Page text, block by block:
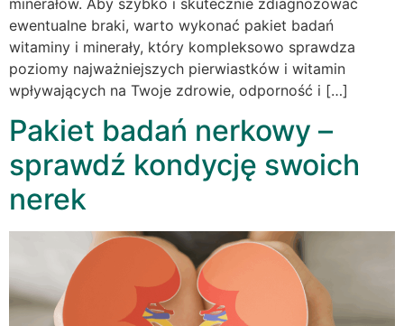
ewentualne braki, warto wykonać pakiet badań
witaminy i minerały, który kompleksowo sprawdza
poziomy najważniejszych pierwiastków i witamin
wpływających na Twoje zdrowie, odporność i […]
Pakiet badań nerkowy –
sprawdź kondycję swoich
nerek